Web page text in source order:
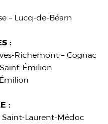
– Lucq-de-Béarn
:
Richemont – Cognac
Émilion
:
Saint-Laurent-Médoc